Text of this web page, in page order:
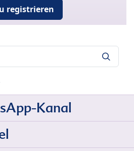
registrieren
Kanal